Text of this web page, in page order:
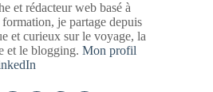
et rédacteur web basé à
je partage depuis
et curieux sur le voyage, la
et le blogging. Mon profil